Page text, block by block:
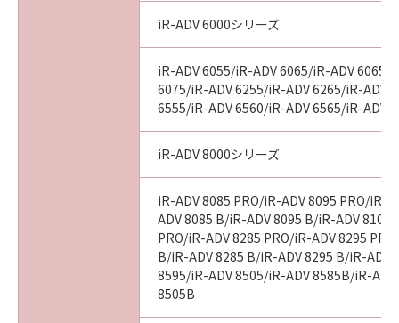
CONDITIONS. YOU ALSO AGREE THAT THIS
AGREEMENT IS THE COMPLETE AND
EXCLUSIVE STATEMENT OF AGREEMENT
BETWEEN YOU AND CANON CONCERNING
THE SUBJECT MATTER HEREOF AND
SUPERSEDES ALL PROPOSALS OR PRIOR
AGREEMENTS, VERBAL OR WRITTEN, AND
YOU AND CANON RELATING TO THE
SUBJECT MATTER HEREOF. NO AMENDMENT
TO THIS AGREEMENT SHALL BE EFFECTIVE
UNLESS SIGNED BY A DULY AUTHORISED
REPRESENTATIVE OF CANON.
iR-ADV 6000シリーズ
iR-ADV 6055/iR-ADV 6065/iR-ADV 6065-
6075/iR-ADV 6255/iR-ADV 6265/iR-ADV
6555/iR-ADV 6560/iR-ADV 6565/iR-ADV
iR-ADV 8000シリーズ
iR-ADV 8085 PRO/iR-ADV 8095 PRO/iR-
ADV 8085 B/iR-ADV 8095 B/iR-ADV 8105
PRO/iR-ADV 8285 PRO/iR-ADV 8295
B/iR-ADV 8285 B/iR-ADV 8295 B/iR-ADV
8595/iR-ADV 8505/iR-ADV 8585B/iR-
8505B